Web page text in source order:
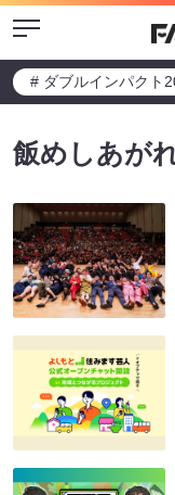
Menu
# ダブルインパクト
飯めしあが